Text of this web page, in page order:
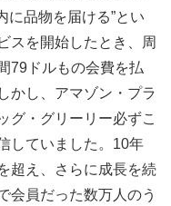
に品物を届ける”とい
スを開始したとき、周
79ドルもの会費を払
かし、アマゾン・プラ
グ・グリーリー必ずこ
していました。10年
超え、さらに成長を続
会員だった数万人のう